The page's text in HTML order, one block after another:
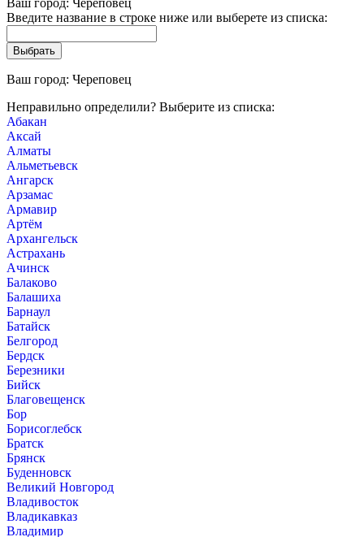
Введите название в строке ниже или выберете из списка:
Ваш город: Череповец
Неправильно определили? Выберите из списка:
Абакан
Аксай
Алматы
Альметьевск
Ангарск
Арзамас
Армавир
Артём
Архангельск
Астрахань
Ачинск
Балаково
Балашиха
Барнаул
Батайск
Белгород
Бердск
Березники
Бийск
Благовещенск
Бор
Борисоглебск
Братск
Брянск
Буденновск
Великий Новгород
Владивосток
Владикавказ
Владимир